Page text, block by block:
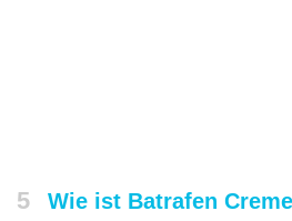
5 Wie ist Batrafen